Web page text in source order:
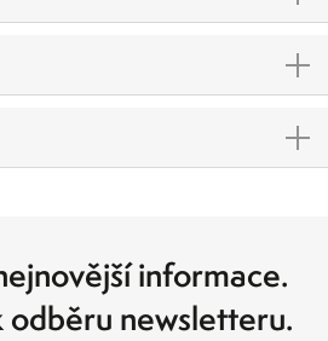
informace.
odběru newsletteru.